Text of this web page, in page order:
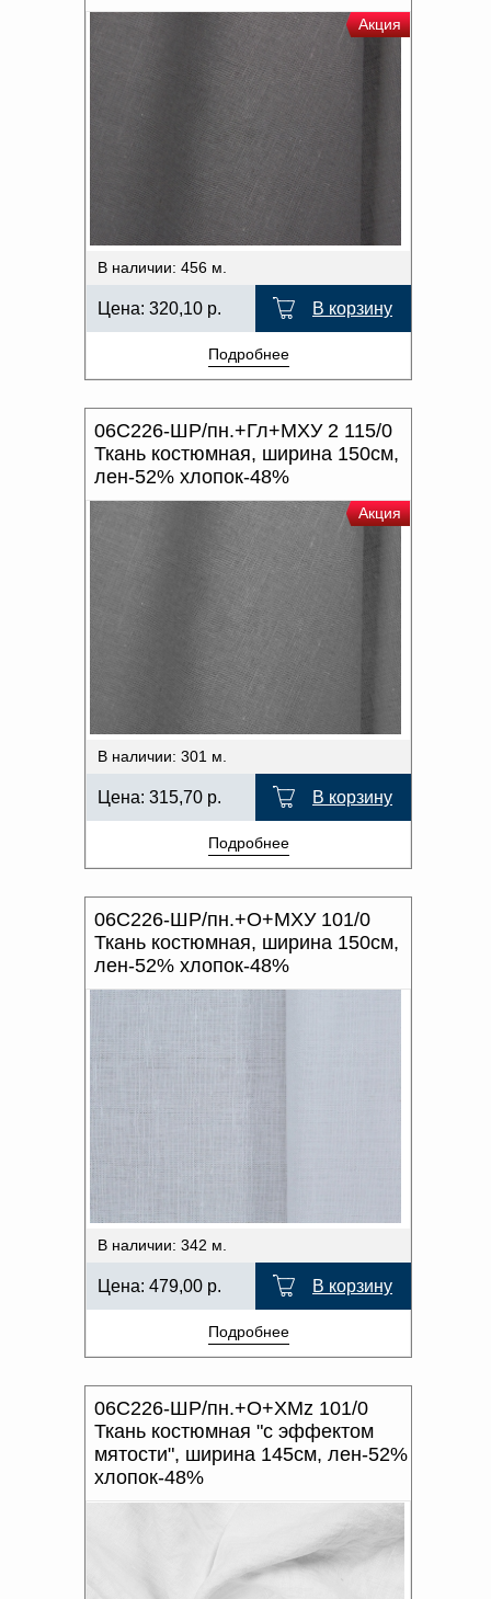
Акция
В наличии: 456 м.
Цена: 320,10 р. В корзину
Подробнее
06С226-ШР/пн.+Гл+МХУ 2 115/0
Ткань костюмная, ширина 150см,
лен-52% хлопок-48%
Акция
В наличии: 301 м.
Цена: 315,70 р. В корзину
Подробнее
06С226-ШР/пн.+О+МХУ 101/0
Ткань костюмная, ширина 150см,
лен-52% хлопок-48%
В наличии: 342 м.
Цена: 479,00 р. В корзину
Подробнее
06С226-ШР/пн.+О+ХМz 101/0
Ткань костюмная "с эффектом
мятости", ширина 145см, лен-52%
хлопок-48%